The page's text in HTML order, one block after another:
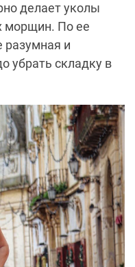
делает уколы
морщин. По ее
и
убрать складку в